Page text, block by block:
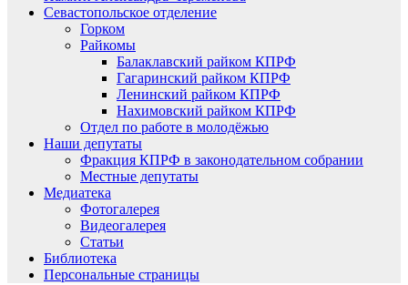
Севастопольское отделение
Горком
Райкомы
Балаклавский райком КПРФ
Гагаринский райком КПРФ
Ленинский райком КПРФ
Нахимовский райком КПРФ
Отдел по работе в молодёжью
Наши депутаты
Фракция КПРФ в законодательном собрании
Местные депутаты
Медиатека
Фотогалерея
Видеогалерея
Статьи
Библиотека
Персональные страницы